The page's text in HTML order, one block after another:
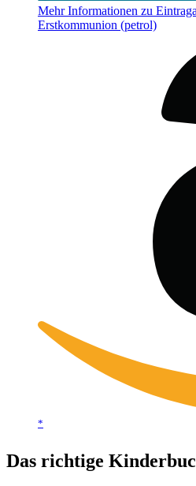
Mehr Informationen zu
Erstkommunion (petrol)
*
Das richtige